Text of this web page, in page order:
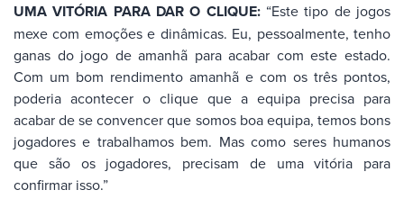
UMA VITÓRIA PARA DAR O CLIQUE: “Este tipo de jogos
mexe com emoções e dinâmicas. Eu, pessoalmente, tenho
ganas do jogo de amanhã para acabar com este estado.
Com um bom rendimento amanhã e com os três pontos,
poderia acontecer o clique que a equipa precisa para
acabar de se convencer que somos boa equipa, temos bons
jogadores e trabalhamos bem. Mas como seres humanos
que são os jogadores, precisam de uma vitória para
confirmar isso.”